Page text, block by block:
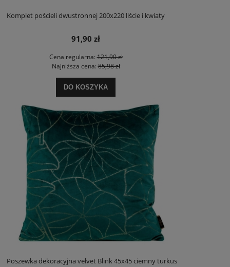
Komplet pościeli dwustronnej 200x220 liście i kwiaty
91,90 zł
Cena regularna:121,90 zł
Najniższa cena:85,98 zł
DO KOSZYKA
Poszewka dekoracyjna velvet Blink 45x45 ciemny turkus